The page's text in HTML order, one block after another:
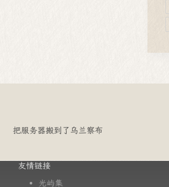
把服务器搬到了乌兰察布
友情链接
光屿集